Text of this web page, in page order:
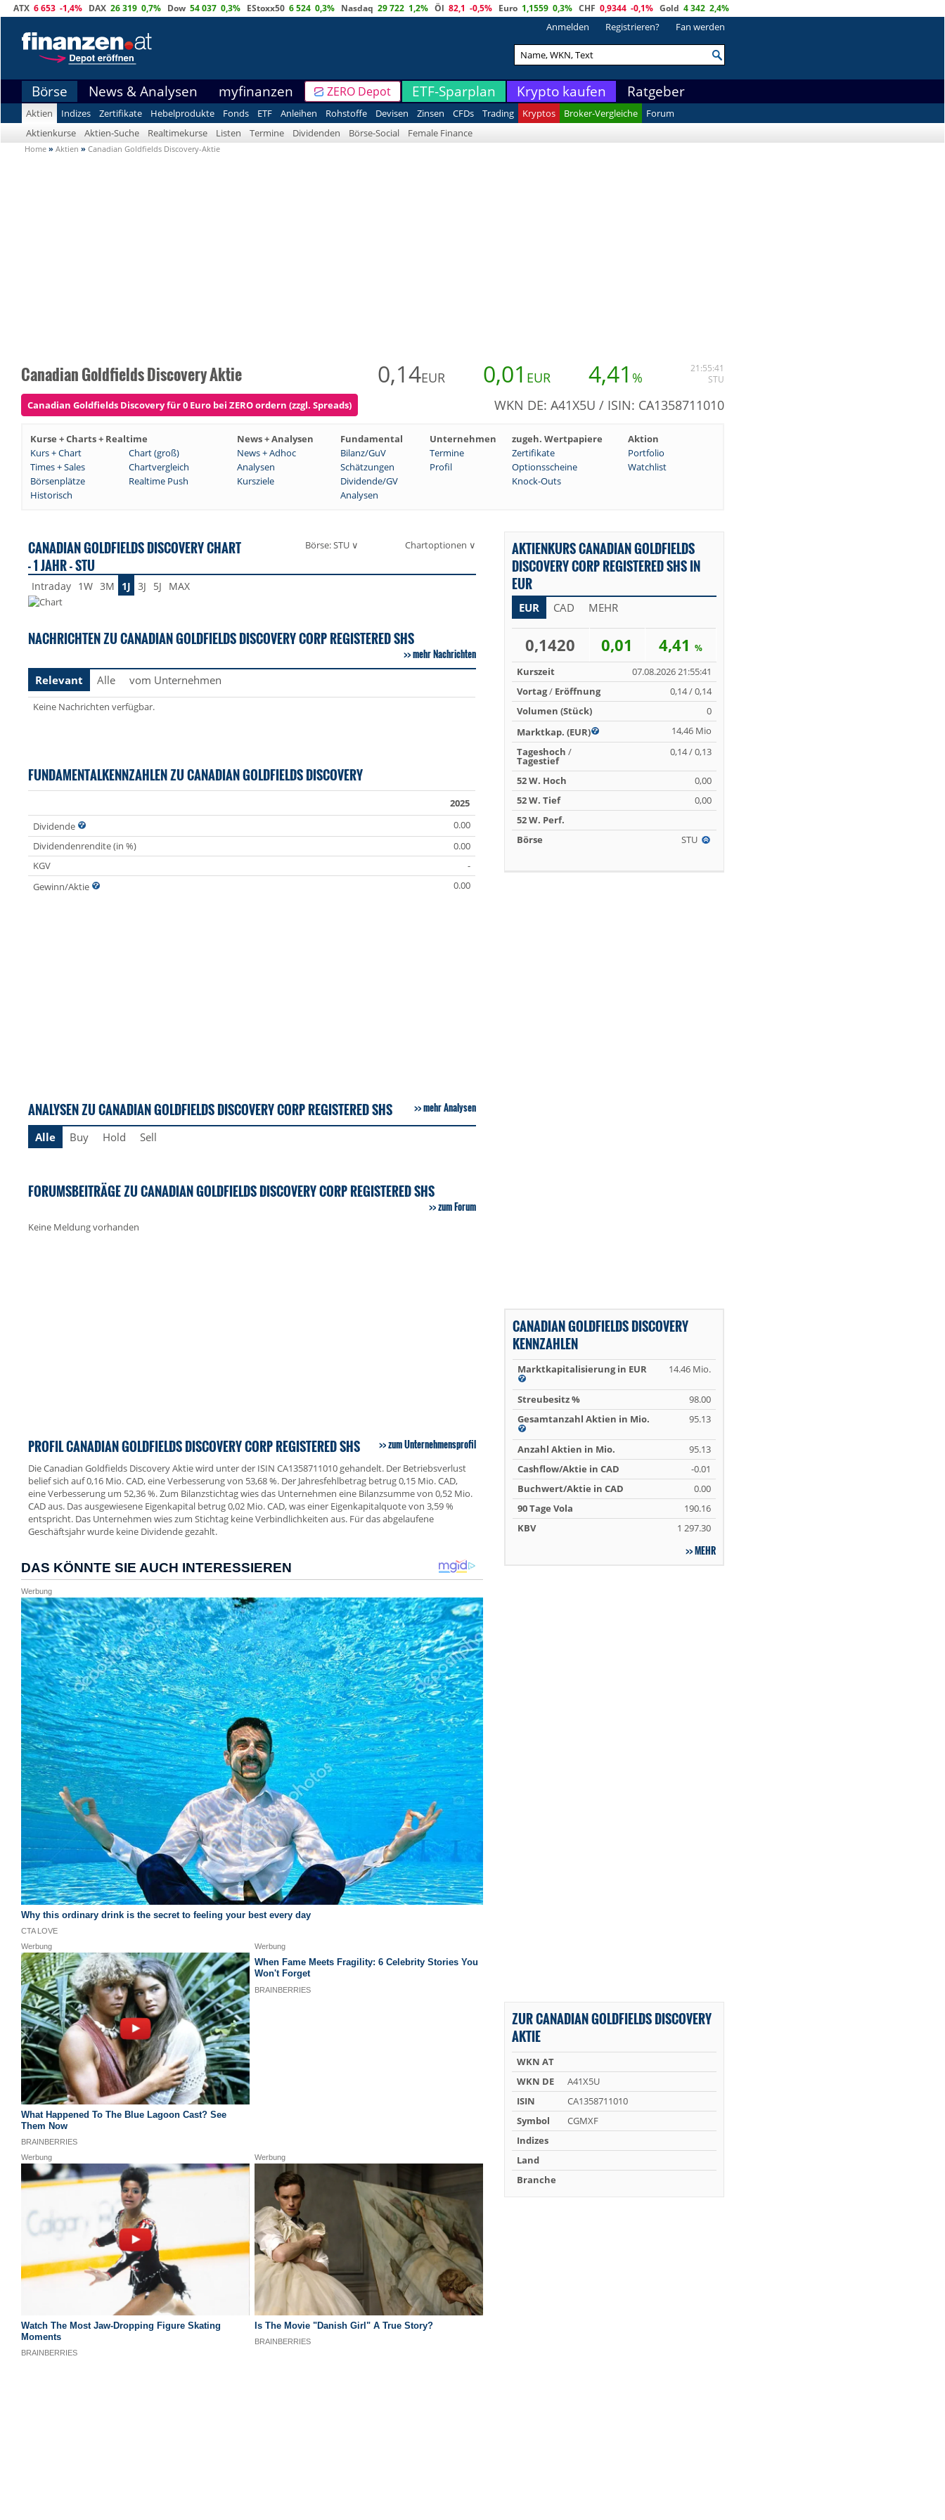
ATX 6 653 -1,4% DAX 26 319 0,7% Dow 54 037 0,3% EStoxx50 6 524 0,3% Nasdaq 29 722 1,2% Öl 82,1 -0,5% Euro 1,1559 0,3% CHF 0,9344 -0,1% Gold 4 342 2,4%
Anmelden Registrieren? Fan werden
Börse News & Analysen myfinanzen ZERO Depot ETF-Sparplan Krypto kaufen Ratgeber
Aktien Indizes Zertifikate Hebelprodukte Fonds ETF Anleihen Rohstoffe Devisen Zinsen CFDs Trading Kryptos Broker-Vergleiche
Forum
Aktienkurse
Aktien-Suche Realtimekurse Listen Termine Dividenden Börse-Social Female Finance
Home » Aktien » Canadian Goldfields Discovery-Aktie
Canadian Goldfields Discovery Aktie 0,14EUR 0,01 EUR 4,41 %
21:55:41
STU
Canadian Goldfields Discovery für 0 Euro bei ZERO ordern (zzgl. Spreads) WKN DE: A41X5U / ISIN: CA1358711010
Kurse + Charts + Realtime News + Analysen Fundamental Unternehmen zugeh. Wertpapiere
Aktion
Kurs + Chart
Chart (groß) News + Adhoc Bilanz/GuV Termine Zertifikate
Portfolio
Times + Sales
Chartvergleich Analysen Schätzungen Profil Optionsscheine
Watchlist
Börsenplätze
Realtime Push Kursziele Dividende/GV
Knock-Outs
Historisch
Analysen
CANADIAN GOLDFIELDS DISCOVERY CHART
- 1 JAHR - STU
Börse: STU ∨ Chartoptionen ∨
Intraday 1W 3M 1J 3J 5J MAX
NACHRICHTEN ZU CANADIAN GOLDFIELDS DISCOVERY CORP REGISTERED SHS
mehr Nachrichten
Relevant
Alle vom Unternehmen
Keine Nachrichten verfügbar.
FUNDAMENTALKENNZAHLEN ZU CANADIAN GOLDFIELDS DISCOVERY
2025
Dividende
0.00
Dividendenrendite (in %)
0.00
KGV
-
Gewinn/Aktie
0.00
ANALYSEN ZU CANADIAN GOLDFIELDS DISCOVERY CORP REGISTERED SHS mehr Analysen
Alle Buy Hold Sell
FORUMSBEITRÄGE ZU CANADIAN GOLDFIELDS DISCOVERY CORP REGISTERED SHS
zum Forum
Keine Meldung vorhanden
PROFIL CANADIAN GOLDFIELDS DISCOVERY CORP REGISTERED SHS zum Unternehmensprofil
Die Canadian Goldfields Discovery Aktie wird unter der ISIN CA1358711010 gehandelt. Der Betriebsverlust
belief sich auf 0,16 Mio. CAD, eine Verbesserung von 53,68 %. Der Jahresfehlbetrag betrug 0,15 Mio. CAD,
eine Verbesserung um 52,36 %. Zum Bilanzstichtag wies das Unternehmen eine Bilanzsumme von 0,52 Mio.
CAD aus. Das ausgewiesene Eigenkapital betrug 0,02 Mio. CAD, was einer Eigenkapitalquote von 3,59 %
entspricht. Das Unternehmen wies zum Stichtag keine Verbindlichkeiten aus. Für das abgelaufene
Geschäftsjahr wurde keine Dividende gezahlt.
AKTIENKURS CANADIAN GOLDFIELDS
DISCOVERY CORP REGISTERED SHS IN
EUR
EUR CAD MEHR
0,1420 0,01 4,41 %
Kurszeit
07.08.2026 21:55:41
Vortag/ Eröffnung
0,14 / 0,14
Volumen (Stück)
0
Marktkap. (EUR)
14,46 Mio
Tageshoch /
Tagestief
0,14 / 0,13
52 W. Hoch
0,00
52 W. Tief
0,00
52 W. Perf.
Börse
STU
CANADIAN GOLDFIELDS DISCOVERY
KENNZAHLEN
Marktkapitalisierung in EUR 14.46 Mio.
Streubesitz %
98.00
Gesamtanzahl Aktien in Mio.
95.13
Anzahl Aktien in Mio.
95.13
Cashflow/Aktie in CAD
-0.01
Buchwert/Aktie in CAD
0.00
90 Tage Vola
190.16
KBV
1 297.30
MEHR
ZUR CANADIAN GOLDFIELDS DISCOVERY
AKTIE
WKN AT
WKN DE
A41X5U
ISIN
CA1358711010
Symbol
CGMXF
Indizes
Land
Branche